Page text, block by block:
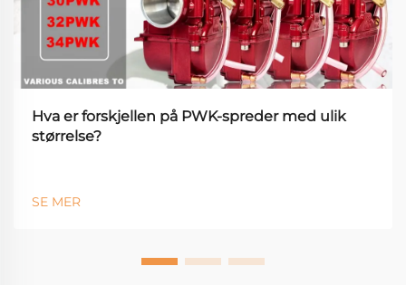
Hva er forskjellen på PWK-spreder med ulik
størrelse?
SE MER